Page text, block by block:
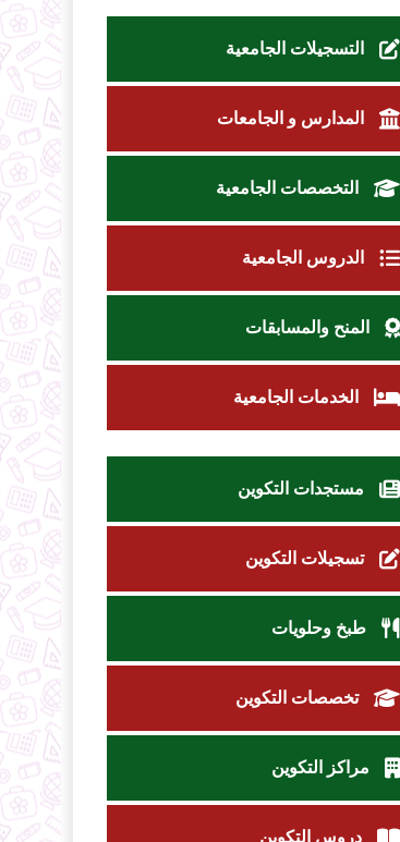
التسجيلات الجامعية
المدارس و الجامعات
التخصصات الجامعية
الدروس الجامعية
المنح والمسابقات
الخدمات الجامعية
مستجدات التكوين
تسجيلات التكوين
طبخ وحلويات
تخصصات التكوين
مراكز التكوين
دروس التكوين